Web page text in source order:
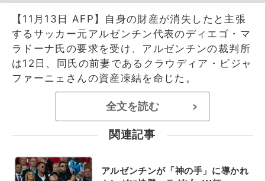
【11月13日 AFP】自身の財産が消失したと主張
するサッカー元アルゼンチン代表のディエゴ・マ
ラドーナ氏の要求を受け、アルゼンチンの裁判所
は12日、同氏の前妻であるクラウディア・ビジャ
ファーニェさんの資産凍結を命じた。
全文を読む >
関連記事
アルゼンチンが「神の手」に導かれ